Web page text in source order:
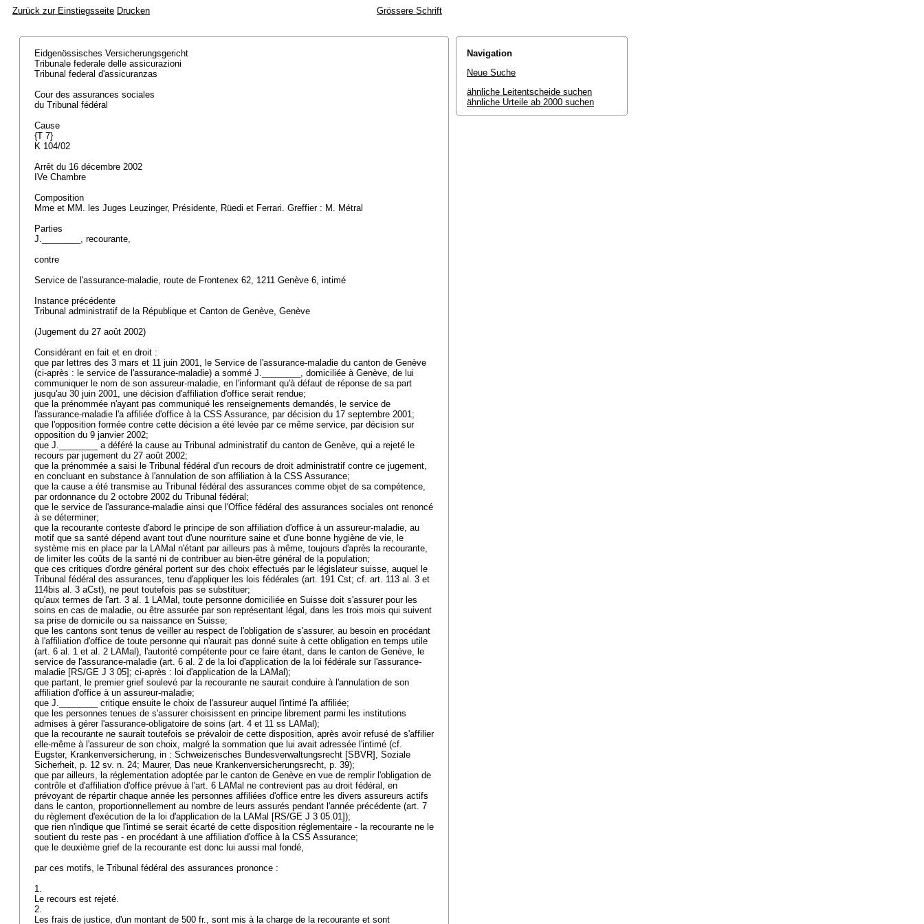
Zurück zur Einstiegsseite Drucken Grössere Schrift
Eidgenössisches Versicherungsgericht
Tribunale federale delle assicurazioni
Tribunal federal d'assicuranzas
Cour des assurances sociales
du Tribunal fédéral
Cause
{T 7}
K 104/02
Arrêt du 16 décembre 2002
IVe Chambre
Composition
Mme et MM. les Juges Leuzinger, Présidente, Rüedi et Ferrari. Greffier : M. Métral
Parties
J.________, recourante,
contre
Service de l'assurance-maladie, route de Frontenex 62, 1211 Genève 6, intimé
Instance précédente
Tribunal administratif de la République et Canton de Genève, Genève
(Jugement du 27 août 2002)
Considérant en fait et en droit :
que par lettres des 3 mars et 11 juin 2001, le Service de l'assurance-maladie du canton de Genève
(ci-après : le service de l'assurance-maladie) a sommé J.________, domiciliée à Genève, de lui
communiquer le nom de son assureur-maladie, en l'informant qu'à défaut de réponse de sa part
jusqu'au 30 juin 2001, une décision d'affiliation d'office serait rendue;
que la prénommée n'ayant pas communiqué les renseignements demandés, le service de
l'assurance-maladie l'a affiliée d'office à la CSS Assurance, par décision du 17 septembre 2001;
que l'opposition formée contre cette décision a été levée par ce même service, par décision sur
opposition du 9 janvier 2002;
que J.________ a déféré la cause au Tribunal administratif du canton de Genève, qui a rejeté le
recours par jugement du 27 août 2002;
que la prénommée a saisi le Tribunal fédéral d'un recours de droit administratif contre ce jugement,
en concluant en substance à l'annulation de son affiliation à la CSS Assurance;
que la cause a été transmise au Tribunal fédéral des assurances comme objet de sa compétence,
par ordonnance du 2 octobre 2002 du Tribunal fédéral;
que le service de l'assurance-maladie ainsi que l'Office fédéral des assurances sociales ont renoncé
à se déterminer;
que la recourante conteste d'abord le principe de son affiliation d'office à un assureur-maladie, au
motif que sa santé dépend avant tout d'une nourriture saine et d'une bonne hygiène de vie, le
système mis en place par la LAMal n'étant par ailleurs pas à même, toujours d'après la recourante,
de limiter les coûts de la santé ni de contribuer au bien-être général de la population;
que ces critiques d'ordre général portent sur des choix effectués par le législateur suisse, auquel le
Tribunal fédéral des assurances, tenu d'appliquer les lois fédérales (art. 191 Cst; cf. art. 113 al. 3 et
114bis al. 3 aCst), ne peut toutefois pas se substituer;
qu'aux termes de l'art. 3 al. 1 LAMal , toute personne domiciliée en Suisse doit s'assurer pour les
soins en cas de maladie, ou être assurée par son représentant légal, dans les trois mois qui suivent
sa prise de domicile ou sa naissance en Suisse;
que les cantons sont tenus de veiller au respect de l'obligation de s'assurer, au besoin en procédant
à l'affiliation d'office de toute personne qui n'aurait pas donné suite à cette obligation en temps utile
(art. 6 al. 1 et al. 2 LAMal), l'autorité compétente pour ce faire étant, dans le canton de Genève, le
service de l'assurance-maladie (art. 6 al. 2 de la loi d'application de la loi fédérale sur l'assurance-
maladie [RS/GE J 3 05]; ci-après : loi d'application de la LAMal);
que partant, le premier grief soulevé par la recourante ne saurait conduire à l'annulation de son
affiliation d'office à un assureur-maladie;
que J.________ critique ensuite le choix de l'assureur auquel l'intimé l'a affiliée;
que les personnes tenues de s'assurer choisissent en principe librement parmi les institutions
admises à gérer l'assurance-obligatoire de soins (art. 4 et 11 ss LAMal);
que la recourante ne saurait toutefois se prévaloir de cette disposition, après avoir refusé de s'affilier
elle-même à l'assureur de son choix, malgré la sommation que lui avait adressée l'intimé (cf.
Eugster, Krankenversicherung, in : Schweizerisches Bundesverwaltungsrecht [SBVR], Soziale
Sicherheit, p. 12 sv. n. 24; Maurer, Das neue Krankenversicherungsrecht, p. 39);
que par ailleurs, la réglementation adoptée par le canton de Genève en vue de remplir l'obligation de
contrôle et d'affiliation d'office prévue à l'art. 6 LAMal ne contrevient pas au droit fédéral, en
prévoyant de répartir chaque année les personnes affiliées d'office entre les divers assureurs actifs
dans le canton, proportionnellement au nombre de leurs assurés pendant l'année précédente (art. 7
du règlement d'exécution de la loi d'application de la LAMal [RS/GE J 3 05.01]);
que rien n'indique que l'intimé se serait écarté de cette disposition réglementaire - la recourante ne le
soutient du reste pas - en procédant à une affiliation d'office à la CSS Assurance;
que le deuxième grief de la recourante est donc lui aussi mal fondé,
par ces motifs, le Tribunal fédéral des assurances prononce :
1.
Le recours est rejeté.
2.
Les frais de justice, d'un montant de 500 fr., sont mis à la charge de la recourante et sont
Navigation
Neue Suche
ähnliche Leitentscheide suchen
ähnliche Urteile ab 2000 suchen